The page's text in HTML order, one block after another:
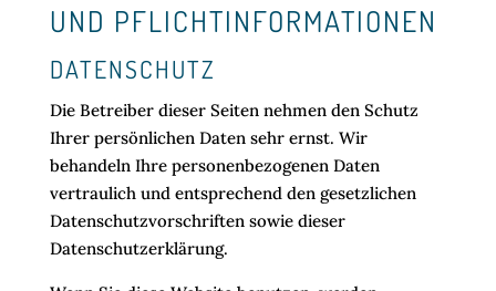
UND PFLICHT­INFORMATIONEN
DATENSCHUTZ
Die Betreiber dieser Seiten nehmen den Schutz
Ihrer persönlichen Daten sehr ernst. Wir
behandeln Ihre personenbezogenen Daten
vertraulich und entsprechend den gesetzlichen
Datenschutzvorschriften sowie dieser
Datenschutzerklärung.